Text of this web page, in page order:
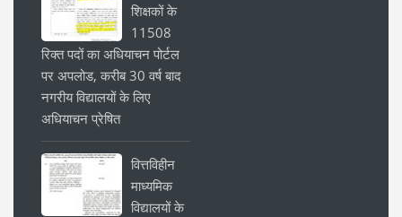
शिक्षकों के
11508
रिक्त पदों का अधियाचन पोर्टल
पर अपलोड, करीब 30 वर्ष बाद
नगरीय विद्यालयों के लिए
अधियाचन प्रेषित
वित्तविहीन
माध्यमिक
विद्यालयों के